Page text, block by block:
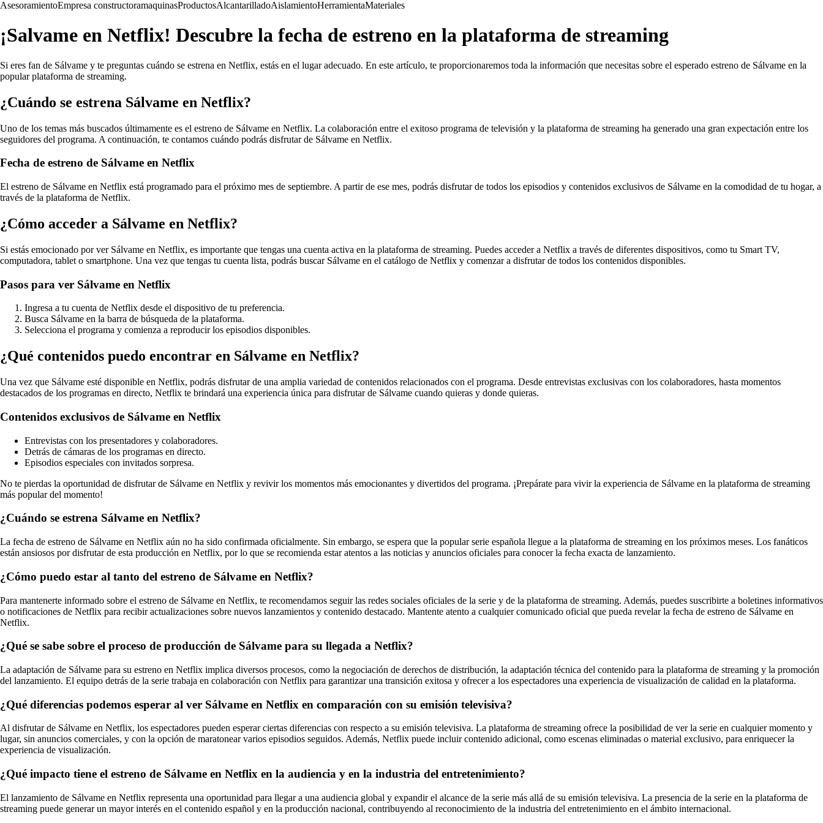
AsesoramientoEmpresa constructoramaquinasProductosAlcantarilladoAislamientoHerramientaMateriales
¡Salvame en Netflix! Descubre la fecha de estreno en la plataforma de streaming
Si eres fan de Sálvame y te preguntas cuándo se estrena en Netflix, estás en el lugar adecuado. En este artículo, te proporcionaremos toda la información que necesitas sobre el esperado estreno de Sálvame en la
popular plataforma de streaming.
¿Cuándo se estrena Sálvame en Netflix?
Uno de los temas más buscados últimamente es el estreno de Sálvame en Netflix. La colaboración entre el exitoso programa de televisión y la plataforma de streaming ha generado una gran expectación entre los
seguidores del programa. A continuación, te contamos cuándo podrás disfrutar de Sálvame en Netflix.
Fecha de estreno de Sálvame en Netflix
El estreno de Sálvame en Netflix está programado para el próximo mes de septiembre. A partir de ese mes, podrás disfrutar de todos los episodios y contenidos exclusivos de Sálvame en la comodidad de tu hogar, a
través de la plataforma de Netflix.
¿Cómo acceder a Sálvame en Netflix?
Si estás emocionado por ver Sálvame en Netflix, es importante que tengas una cuenta activa en la plataforma de streaming. Puedes acceder a Netflix a través de diferentes dispositivos, como tu Smart TV,
computadora, tablet o smartphone. Una vez que tengas tu cuenta lista, podrás buscar Sálvame en el catálogo de Netflix y comenzar a disfrutar de todos los contenidos disponibles.
Pasos para ver Sálvame en Netflix
Ingresa a tu cuenta de Netflix desde el dispositivo de tu preferencia.
Busca Sálvame en la barra de búsqueda de la plataforma.
Selecciona el programa y comienza a reproducir los episodios disponibles.
¿Qué contenidos puedo encontrar en Sálvame en Netflix?
Una vez que Sálvame esté disponible en Netflix, podrás disfrutar de una amplia variedad de contenidos relacionados con el programa. Desde entrevistas exclusivas con los colaboradores, hasta momentos
destacados de los programas en directo, Netflix te brindará una experiencia única para disfrutar de Sálvame cuando quieras y donde quieras.
Contenidos exclusivos de Sálvame en Netflix
Entrevistas con los presentadores y colaboradores.
Detrás de cámaras de los programas en directo.
Episodios especiales con invitados sorpresa.
No te pierdas la oportunidad de disfrutar de Sálvame en Netflix y revivir los momentos más emocionantes y divertidos del programa. ¡Prepárate para vivir la experiencia de Sálvame en la plataforma de streaming
más popular del momento!
¿Cuándo se estrena Sálvame en Netflix?
La fecha de estreno de Sálvame en Netflix aún no ha sido confirmada oficialmente. Sin embargo, se espera que la popular serie española llegue a la plataforma de streaming en los próximos meses. Los fanáticos
están ansiosos por disfrutar de esta producción en Netflix, por lo que se recomienda estar atentos a las noticias y anuncios oficiales para conocer la fecha exacta de lanzamiento.
¿Cómo puedo estar al tanto del estreno de Sálvame en Netflix?
Para mantenerte informado sobre el estreno de Sálvame en Netflix, te recomendamos seguir las redes sociales oficiales de la serie y de la plataforma de streaming. Además, puedes suscribirte a boletines informativos
o notificaciones de Netflix para recibir actualizaciones sobre nuevos lanzamientos y contenido destacado. Mantente atento a cualquier comunicado oficial que pueda revelar la fecha de estreno de Sálvame en
Netflix.
¿Qué se sabe sobre el proceso de producción de Sálvame para su llegada a Netflix?
La adaptación de Sálvame para su estreno en Netflix implica diversos procesos, como la negociación de derechos de distribución, la adaptación técnica del contenido para la plataforma de streaming y la promoción
del lanzamiento. El equipo detrás de la serie trabaja en colaboración con Netflix para garantizar una transición exitosa y ofrecer a los espectadores una experiencia de visualización de calidad en la plataforma.
¿Qué diferencias podemos esperar al ver Sálvame en Netflix en comparación con su emisión televisiva?
Al disfrutar de Sálvame en Netflix, los espectadores pueden esperar ciertas diferencias con respecto a su emisión televisiva. La plataforma de streaming ofrece la posibilidad de ver la serie en cualquier momento y
lugar, sin anuncios comerciales, y con la opción de maratonear varios episodios seguidos. Además, Netflix puede incluir contenido adicional, como escenas eliminadas o material exclusivo, para enriquecer la
experiencia de visualización.
¿Qué impacto tiene el estreno de Sálvame en Netflix en la audiencia y en la industria del entretenimiento?
El lanzamiento de Sálvame en Netflix representa una oportunidad para llegar a una audiencia global y expandir el alcance de la serie más allá de su emisión televisiva. La presencia de la serie en la plataforma de
streaming puede generar un mayor interés en el contenido español y en la producción nacional, contribuyendo al reconocimiento de la industria del entretenimiento en el ámbito internacional.